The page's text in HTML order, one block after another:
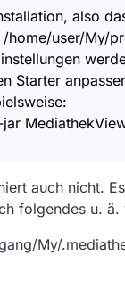
also
/home/user/My/
Starter
auch nicht.
folgendes u. ä.
My/